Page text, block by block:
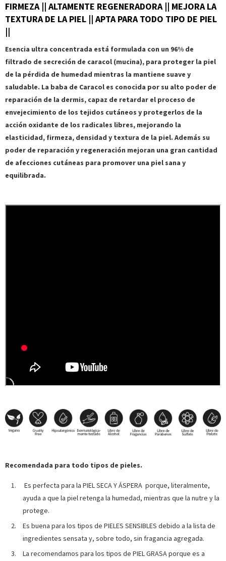
FIRMEZA || ALTAMENTE REGENERADORA || MEJORA LA
TEXTURA DE LA PIEL || APTA PARA TODO TIPO DE PIEL
||
Esencia ultra concentrada está formulada con un 96% de
filtrado de secreción de caracol (mucina), para proteger la piel
de la pérdida de humedad mientras la mantiene suave y
saludable. La baba de Caracol es conocida por su alto poder de
reparación de la dermis, capaz de retardar el proceso de
envejecimiento de los tejidos cutáneos y protegerlos de la
acción oxidante de los radicales libres, mejorando la
elasticidad, firmeza, densidad y textura de la piel. Además su
poder de reparación y regeneración mejoran una gran cantidad
de afecciones cutáneas para promover una piel sana y
equilibrada.
Recomendada para todo tipos de pieles.
Es perfecta para la PIEL SECA Y ÁSPERA porque, literalmente,
ayuda a que la piel retenga la humedad, mientras que la nutre y la
protege.
Es buena para los tipos de PIELES SENSIBLES debido a la lista de
ingredientes sensata y, sobre todo, sin fragancia agregada.
La recomendamos para los tipos de PIEL GRASA porque es a